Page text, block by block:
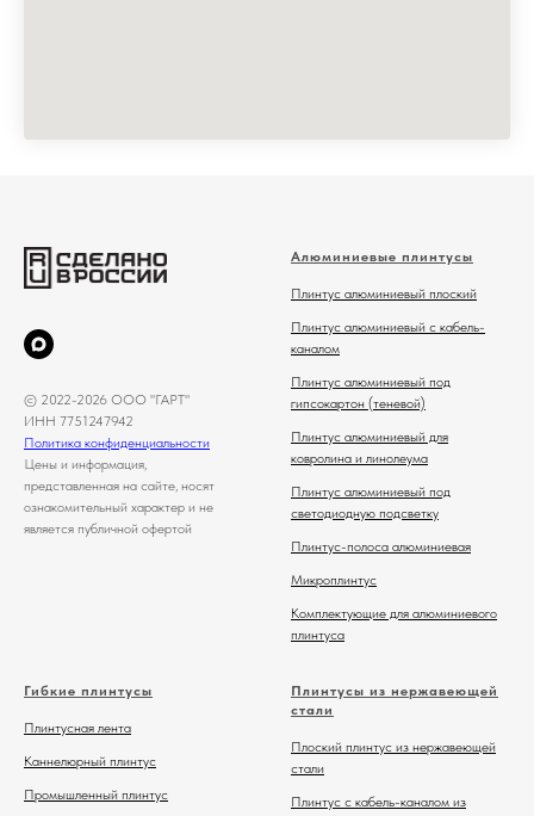
© 2022-2026 ООО "ГАРТ"
ИНН 7751247942
Политика конфиденциальности
Цены и информация,
представленная на сайте, носят
ознакомительный характер и не
является публичной офертой
Алюминиевые плинтусы
Плинтус алюминиевый плоский
Плинтус алюминиевый с кабель-
каналом
Плинтус алюминиевый под
гипсокартон (теневой)
Плинтус алюминиевый для
ковролина и линолеума
Плинтус алюминиевый под
светодиодную подсветку
Плинтус-полоса алюминиевая
Микроплинтус
Комплектующие для алюминиевого
плинтуса
Гибкие плинтусы
Плинтусная лента
Каннелюрный плинтус
Промышленный плинтус
Плинтусы из нержавеющей
стали
Плоский плинтус из нержавеющей
стали
Плинтус с кабель-каналом из